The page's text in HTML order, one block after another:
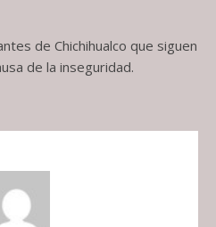
de Chichihualco que siguen
de la inseguridad.